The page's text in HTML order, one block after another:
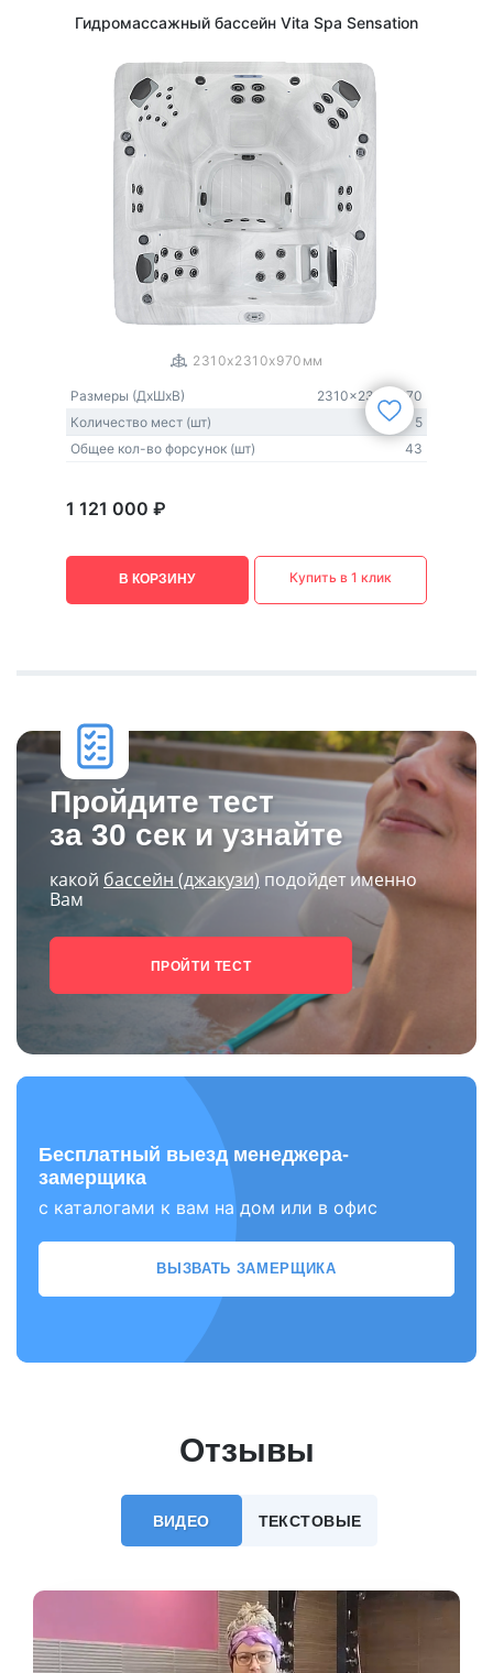
Гидромассажный бассейн Vita Spa Sensation
2310x2310x970мм
Размеры (ДxШxВ)
2310x2310x970
Количество мест (шт)
5
Общее кол-во форсунок (шт)
43
1 121 000 ₽
В КОРЗИНУ Купить в 1 клик
Пройдите тест
за 30 сек и узнайте
какой бассейн (джакузи) подойдет именно
Вам
ПРОЙТИ ТЕСТ
Бесплатный выезд менеджера-
замерщика
с каталогами к вам на дом или в офис
ВЫЗВАТЬ ЗАМЕРЩИКА
Отзывы
ВИДЕО ТЕКСТОВЫЕ